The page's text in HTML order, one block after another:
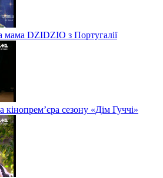
мама DZIDZIO з Португалії
кінопрем’єра сезону «Дім Гуччі»